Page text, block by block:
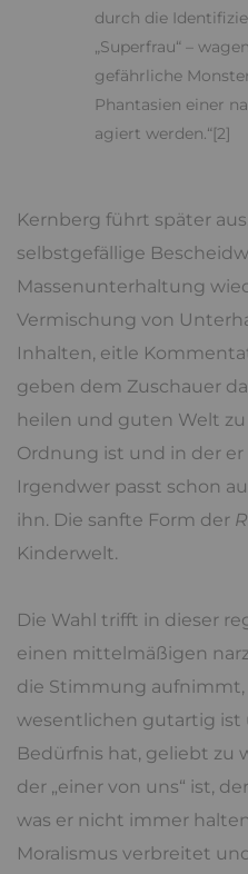
durch die
„Superfrau“ –
gefährliche
Phantasien einer
agiert werden.“[2]
Kernberg führt später
selbstgefällige
Massenunterhaltung
Vermischung von
Inhalten, eitle
geben dem Zuschauer
heilen und guten Welt zu
Ordnung ist und in der
Irgendwer passt schon
ihn. Die sanfte Form der
Kinderwelt.
Die Wahl trifft in dieser
einen mittelmäßigen
die Stimmung aufnimmt,
wesentlichen gutartig ist
Bedürfnis hat, geliebt zu
der „einer von uns“ ist,
was er nicht immer
Moralismus verbreitet